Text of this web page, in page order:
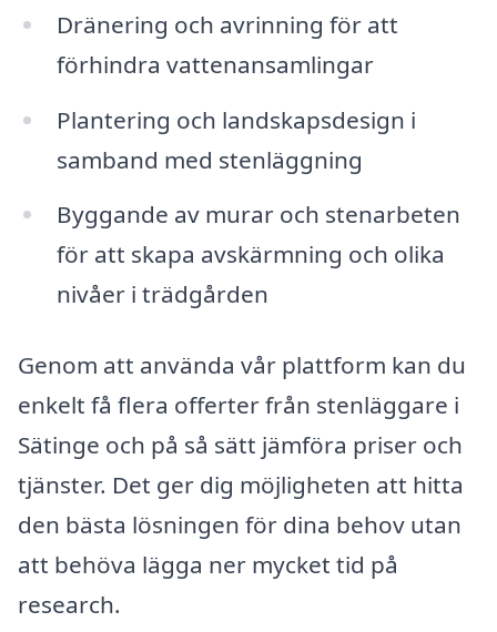
Dränering och avrinning för att
förhindra vattenansamlingar
Plantering och landskapsdesign i
samband med stenläggning
Byggande av murar och stenarbeten
för att skapa avskärmning och olika
nivåer i trädgården
Genom att använda vår plattform kan du
enkelt få flera offerter från stenläggare i
Sätinge och på så sätt jämföra priser och
tjänster. Det ger dig möjligheten att hitta
den bästa lösningen för dina behov utan
att behöva lägga ner mycket tid på
research.